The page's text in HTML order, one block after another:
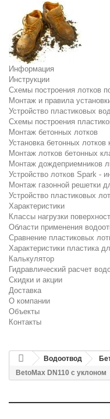
Информация
Инструкции
Схемы построения лотков
Монтаж и правила
Устройство пластиковых
Схемы построения
Монтаж бетонных лотков
Установка бетонных лотков
Монтаж лотков бетонных
Монтаж дождеприемников
Устройство лотков Spark -
Монтаж газонной решетки
Устройство пластиковых
Характеристики
Классы нагрузки
Области применения
Сравнение пластиковых
Характеристики пластика
Калькулятор
Гидравлический расчет
Скидки и акции
Доставка
О компании
Объекты
Контакты
Водоотвод
BetoMax DN110 с уклоном